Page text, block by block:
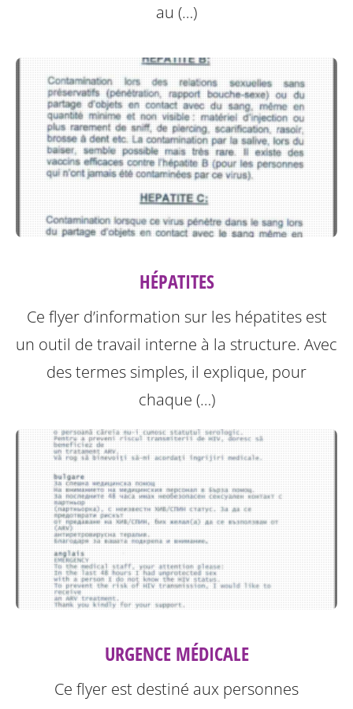
au (…)
HÉPATITES
Ce flyer d’information sur les hépatites est
un outil de travail interne à la structure. Avec
des termes simples, il explique, pour
chaque (…)
URGENCE MÉDICALE
Ce flyer est destiné aux personnes